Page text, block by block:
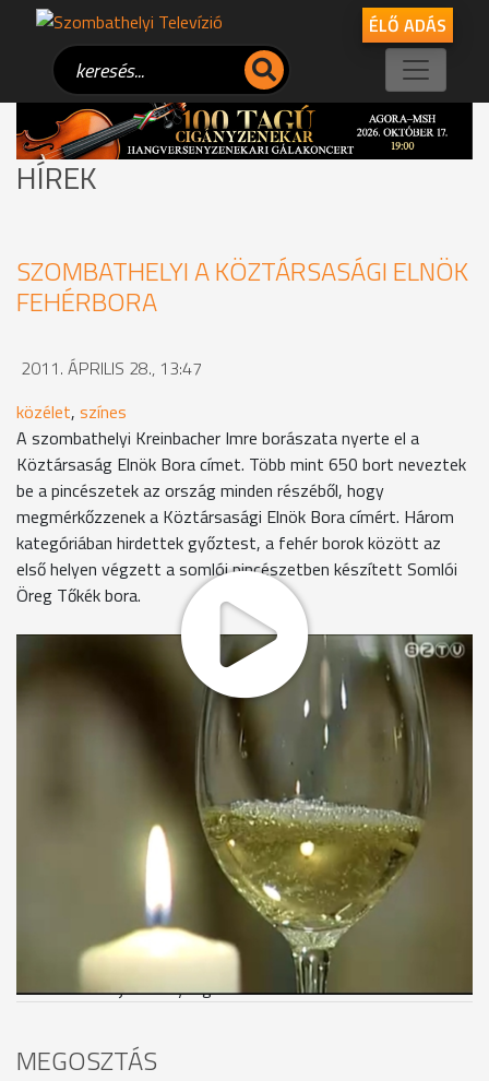
ÉLŐ ADÁS
HÍREK
SZOMBATHELYI A KÖZTÁRSASÁGI ELNÖK
FEHÉRBORA
2011. ÁPRILIS 28., 13:47
közélet, színes
A szombathelyi Kreinbacher Imre borászata nyerte el a
Köztársaság Elnök Bora címet. Több mint 650 bort neveztek
be a pincészetek az ország minden részéből, hogy
megmérkőzzenek a Köztársasági Elnök Bora címért. Három
kategóriában hirdettek győztest, a fehér borok között az
első helyen végzett a somlói pincészetben készített Somlói
Öreg Tőkék bora.
2003-tól készítenek bort a Kreinbacher Pincészetben. A
kezdetektől a minőségre helyezik a hangsúlyt. Somló
legértékesebb területein telepítettek szőlőt, de a régi, még jól
termő ültetvényeket nem vágták ki. Ezek a 25 évnél öregebb
tőkék adják a győztes bor alapanyagát.
Baráth Sándor elmondta, hogy Schmitt Pál köztársasági
elnök az előzsűrizés után 3-3 mintából választotta ki a
győztes bort. A fehérborok közül a Kreinbacher Pincészet
2007-es somlói Öreg Tőkék Bora, a desszertborok közül az
Orosz Gábor 2000-es hatputtonyos tokaji aszú, a
vörösborok közül pedig a Bodri Pincészetből származó 2009-
es szekszárdi Kadarka viselheti a Magyarország köztársasági
elnökének bora címet. A borok bolti eladásából palackonként
száz forintot jótékonysági célra fordítanak.
MEGOSZTÁS